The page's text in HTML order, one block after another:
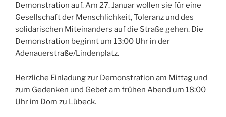
Demonstration auf. Am 27. Januar wollen sie für eine
Gesellschaft der Menschlichkeit, Toleranz und des
solidarischen Miteinanders auf die Straße gehen. Die
Demonstration beginnt um 13:00 Uhr in der
Adenauerstraße/Lindenplatz.
Herzliche Einladung zur Demonstration am Mittag und
zum Gedenken und Gebet am frühen Abend um 18:00
Uhr im Dom zu Lübeck.